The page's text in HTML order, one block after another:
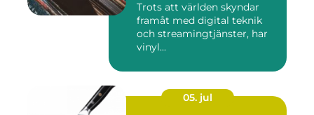
Trots att världen skyndar
framåt med digital teknik
och streamingtjänster, har
vinyl...
05. jul